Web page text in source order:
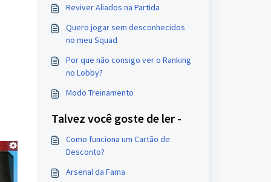
Reviver Aliados na Partida
Quero jogar sem desconhecidos
no meu Squad
Por que não consigo ver o Ranking
no Lobby?
Modo Treinamento
Talvez você goste de ler -
Como funciona um Cartão de
Desconto?
Arsenal da Fama